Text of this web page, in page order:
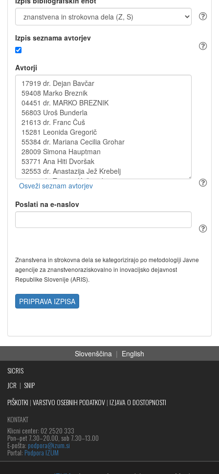
Izpis seznama avtorjev
Avtorji
Poslati na e-naslov
Znanstvena in strokovna dela se kategorizirajo po metodologiji Javne
agencije za znanstvenoraziskovalno in inovacijsko dejavnost
Republike Slovenije (ARIS).
PRIPRAVA IZPISA
Slovenščina | English
SICRIS
JCR | SNIP
PIŠKOTKI |VARSTVO OSEBNIH PODATKOV| IZJAVA O DOSTOPNOSTI
KONTAKT
Klicni center: 02 2520 333
Pon‒pet 7.30–20.00, sob 7.30–13.00
E-pošta: podpora@izum.si
Portal: Podpora IZUM